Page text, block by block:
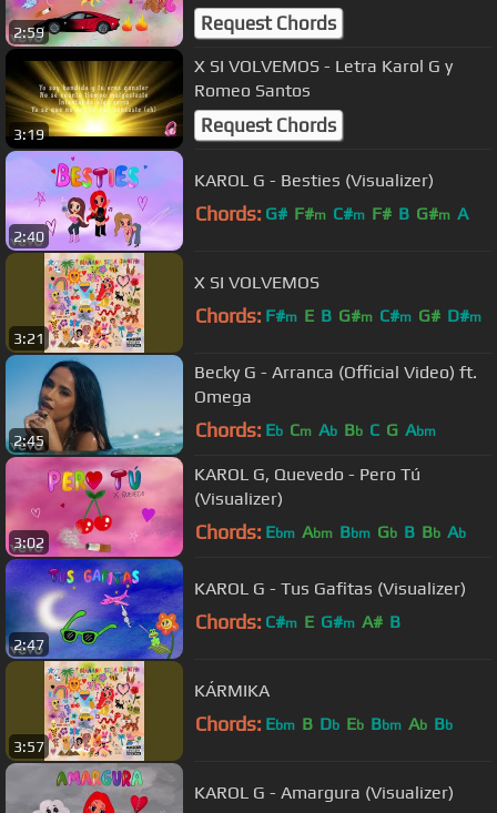
2:59 Request Chords
3:19
X SI VOLVEMOS - Letra Karol G y
Romeo Santos
Request Chords
2:40
KAROL G - Besties (Visualizer)
Chords: G# F#m C#m F# B G#m A
3:21
X SI VOLVEMOS
Chords: F#m E B G#m C#m G# D#m
2:45
Becky G - Arranca (Official Video) ft.
Omega
Chords: Eb Cm Ab Bb C G Abm
3:02
KAROL G, Quevedo - Pero Tú
(Visualizer)
Chords: Ebm Abm Bbm Gb B Bb Ab
2:47
KAROL G - Tus Gafitas (Visualizer)
Chords: C#m E G#m A# B
3:57
KÁRMIKA
Chords: Ebm B Db Eb Bbm Ab Bb
KAROL G - Amargura (Visualizer)